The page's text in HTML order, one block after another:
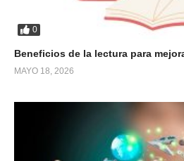
0
Beneficios de la lectura para
MAYO 18, 2026